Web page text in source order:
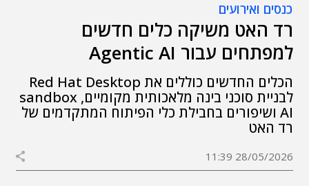
כנסים ואירועים
רד האט משיקה כלים חדשים
למפתחים עבור Agentic AI
הכלים החדשים כוללים את Red Hat Desktop
לבניית סוכני בינה מלאכותית מקומיים, sandbox
AI ושיפורים בחבילת כלי הפיתוח המתקדמים של
רד האט
28/05/2026 11:39